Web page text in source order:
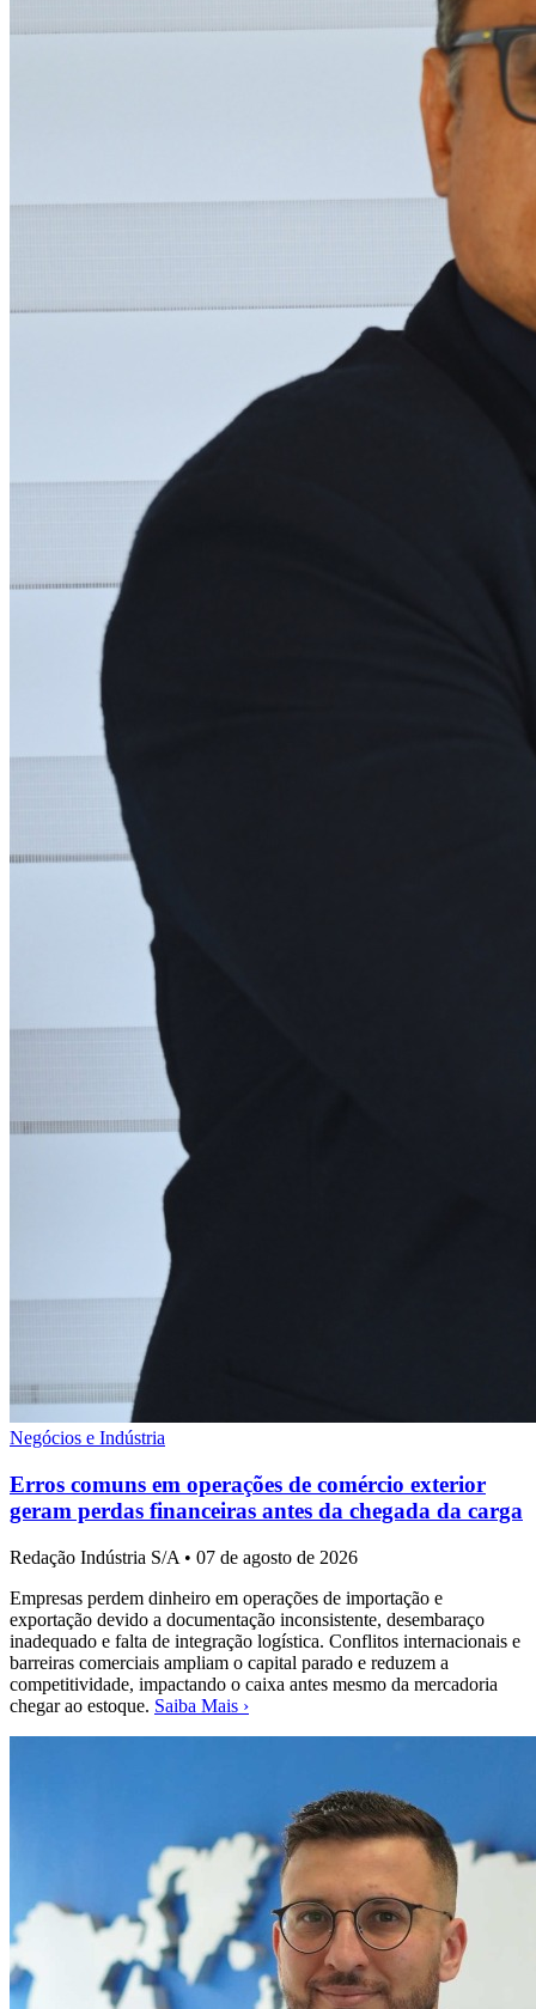
Negócios e Indústria
Erros comuns em operações de comércio exterior
geram perdas financeiras antes da chegada da carga
Redação Indústria S/A • 07 de agosto de 2026
Empresas perdem dinheiro em operações de importação e
exportação devido a documentação inconsistente, desembaraço
inadequado e falta de integração logística. Conflitos internacionais e
barreiras comerciais ampliam o capital parado e reduzem a
competitividade, impactando o caixa antes mesmo da mercadoria
chegar ao estoque. Saiba Mais ›